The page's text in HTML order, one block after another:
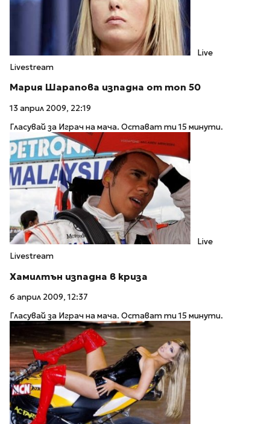
Live
Livestream
Мария Шарапова изпадна от топ 50
13 април 2009, 22:19
Гласувай за Играч на мача. Остават ти 15 минути.
Live
Livestream
Хамилтън изпадна в криза
6 април 2009, 12:37
Гласувай за Играч на мача. Остават ти 15 минути.